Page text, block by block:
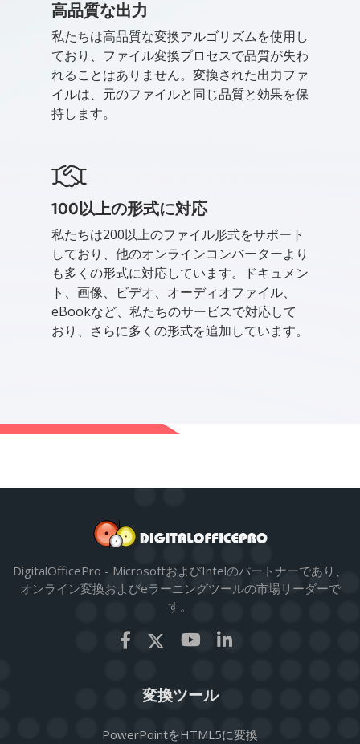
高品質な出力
私たちは高品質な変換アルゴリズムを使用し
ており、ファイル変換プロセスで品質が失わ
れることはありません。変換された出力ファ
イルは、元のファイルと同じ品質と効果を保
持します。
100以上の形式に対応
私たちは200以上のファイル形式をサポート
しており、他のオンラインコンバーターより
も多くの形式に対応しています。ドキュメン
ト、画像、ビデオ、オーディオファイル、
eBookなど、私たちのサービスで対応して
おり、さらに多くの形式を追加しています。
DigitalOfficePro - MicrosoftおよびIntelのパートナーであり、
オンライン変換およびeラーニングツールの市場リーダーで
す。
変換ツール
PowerPointをHTML5に変換